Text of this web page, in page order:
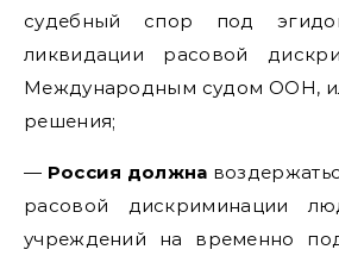
судебный спор под
ликвидации расовой
Международным судом ООН,
решения;
— Россия должна
расовой дискриминации
учреждений на временно